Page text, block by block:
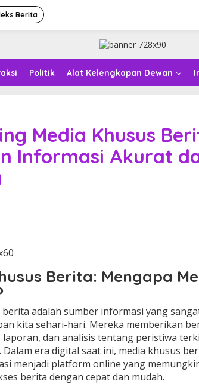
Berita
Politik Alat Kelengkapan Dewan
Media Khusus
Informasi Akurat
Berita: Mengapa
berita adalah sumber informasi yang
kita sehari-hari. Mereka memberikan
laporan, dan analisis tentang peristiwa
era digital saat ini, media khusus
menjadi platform online yang
berita dengan cepat dan mudah.